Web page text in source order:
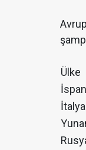
Ülke
İtalya